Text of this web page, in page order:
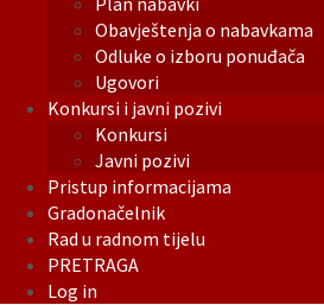
Obavještenja o nabavkama
Odluke o izboru ponuđača
Ugovori
Konkursi i javni pozivi
Konkursi
Javni pozivi
Pristup informacijama
Gradonačelnik
Rad u radnom tijelu
PRETRAGA
Log in